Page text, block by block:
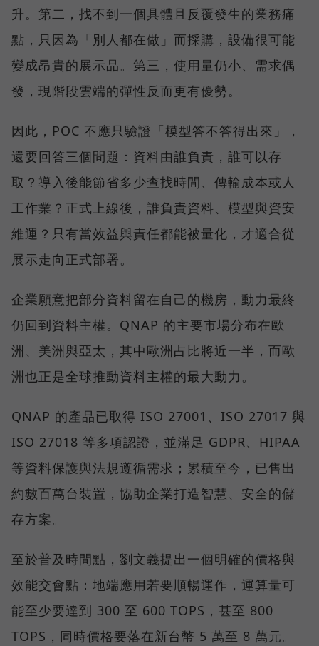
升。第二，找不到一個具體且反覆發生的業務痛
點，只因為「別人都在做」而採購，設備很可能
變成昂貴的展示品。第三，使用量仍小、需求偶
發，現階段雲端的彈性反而更有優勢。
因此，POC 不應只驗證「模型答不答得出來」，
還要回答三個問題：資料由誰負責，誰可以存
取？導入後能節省多少查找時間、傳輸成本或人
工作業？正式上線後，誰負責資料、模型與資安
維運？只有當效益與責任都能被量化，才適合從
展示走向正式部署。
企業願意把部分資料留在自己的機房，動力最終
仍回到資料主權。QNAP 的主要市場分布在歐
洲、美洲與亞太，其中歐洲占比將近一半，而歐
洲也正是全球推動資料主權的最大動力。
QNAP 的產品已取得 ISO 27001、ISO 27017 與
ISO 27018 等多項認證，並滿足 GDPR、HIPAA
等資料保護與法規遵循需求；累積至今，已售出
約數百萬台裝置，協助企業打造智慧、安全的儲
存方案。
至於普及時間點，劉文義提出一個明確的價格與
效能交會點：地端應用若要順暢運作，運算量可
能至少要達到 300 至 600 TOPS，甚至 800
TOPS，同時價格要落在新台幣 5 萬至 8 萬元。